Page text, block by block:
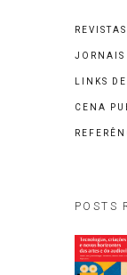
REVISTAS
JORNAIS
LINKS
CENA
POSTS